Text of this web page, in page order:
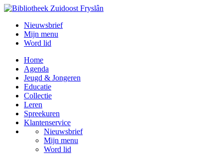
Nieuwsbrief
Mijn menu
Word lid
Home
Agenda
Jeugd & Jongeren
Educatie
Collectie
Leren
Spreekuren
Klantenservice
Nieuwsbrief
Mijn menu
Word lid